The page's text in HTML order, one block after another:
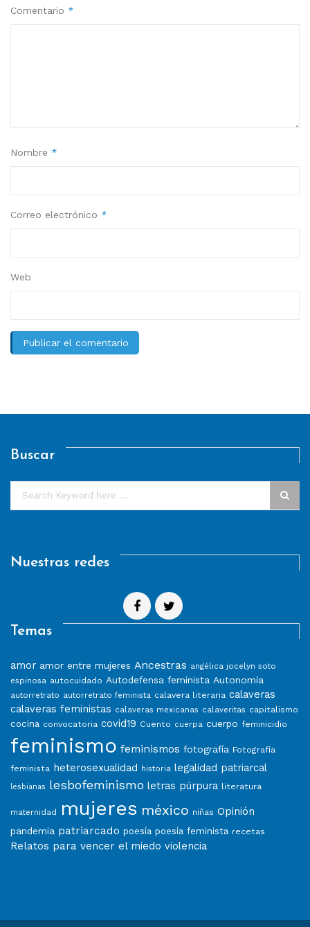
Comentario *
Nombre *
Correo electrónico *
Web
Buscar
Nuestras redes
Temas
amor amor entre mujeres Ancestras angélica jocelyn soto
espinosa autocuidado Autodefensa feminista Autonomía
autorretrato autorretrato feminista calavera literaria calaveras
calaveras feministas calaveras mexicanas calaveritas capitalismo
cocina convocatoria covid19 Cuento cuerpa cuerpo feminicidio
feminismo feminismos fotografía Fotografía
feminista heterosexualidad historia legalidad patriarcal
lesbianas lesbofeminismo letras púrpura literatura
maternidad mujeres méxico niñas Opinión
pandemia patriarcado poesía poesía feminista recetas
Relatos para vencer el miedo violencia